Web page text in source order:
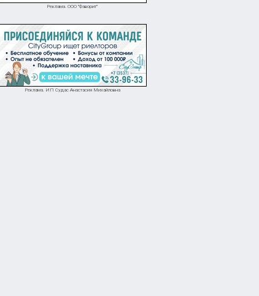
Реклама. ООО "Фаворит"
Реклама. ИП Судас Анастасия Михайловна